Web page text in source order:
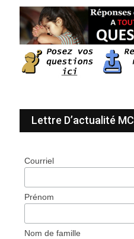
Lettre D’actualité MC
Courriel
Prénom
Nom de famille